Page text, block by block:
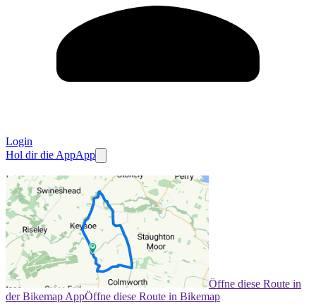
Login
Hol dir die AppApp
Öffne diese Route in
der Bikemap AppÖffne diese Route in Bikemap